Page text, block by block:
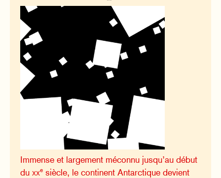
Immense et largement méconnu jusqu’au début
duxxe siècle, le continent Antarctique devient